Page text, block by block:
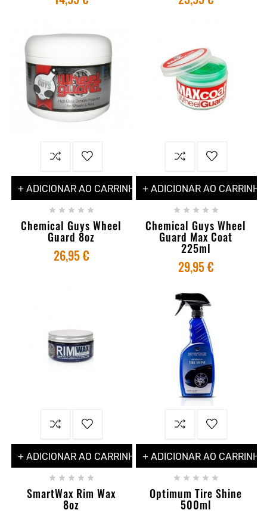
+ ADICIONAR AO CARRINHO
    
Chemical Guys Wheel
Guard 8oz
26,95 €
+ ADICIONAR AO CARRINHO
    
Chemical Guys Wheel
Guard Max Coat
225ml
29,95 €
+ ADICIONAR AO CARRINHO
    
SmartWax Rim Wax
8oz
+ ADICIONAR AO CARRINHO
    
Optimum Tire Shine
500ml